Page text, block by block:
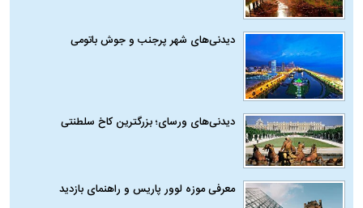
دیدنی‌های شهر پرجنب و جوش باتومی
دیدنی‌های ورسای؛ بزرگترین کاخ سلطنتی
معرفی موزه لوور پاریس و راهنمای بازدید